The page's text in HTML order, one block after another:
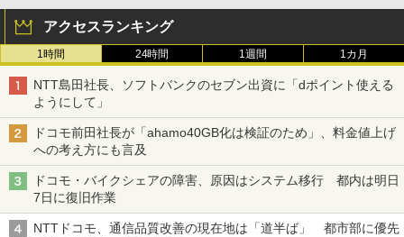
アクセスランキング
1時間 24時間 1週間 1カ月
NTT島田社長、ソフトバンクのセブン出資に「dポイント使える
ようにして」
ドコモ前田社長が「ahamo40GB化は検証のため」、料金値上げ
への考え方にも言及
ドコモ・バイクシェアの障害、原因はシステム移行 都内は明日
7日に復旧作業
NTTドコモ、通信品質改善の現在地は「道半ば」 都市部に優先